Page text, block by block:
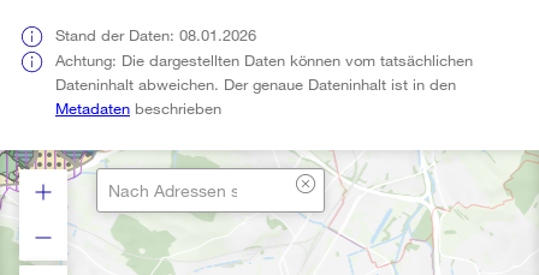
Stand der Daten: 08.01.2026
Achtung: Die dargestellten Daten können vom tatsächlichen
Dateninhalt abweichen. Der genaue Dateninhalt ist in den
Metadaten beschrieben